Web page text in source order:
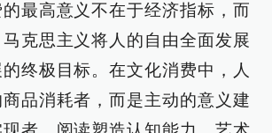
最高意义不在于经济指标，而
克思主义将人的自由全面发展
终极目标。在文化消费中，人
品消耗者，而是主动的意义建